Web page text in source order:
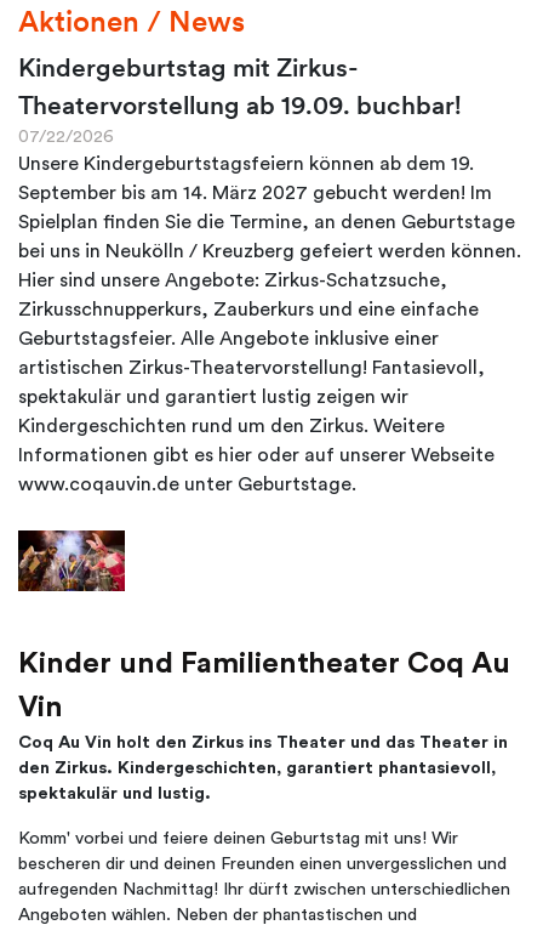
Aktionen / News
Kindergeburtstag mit Zirkus-
Theatervorstellung ab 19.09. buchbar!
07/22/2026
Unsere Kindergeburtstagsfeiern können ab dem 19.
September bis am 14. März 2027 gebucht werden! Im
Spielplan finden Sie die Termine, an denen Geburtstage
bei uns in Neukölln / Kreuzberg gefeiert werden können.
Hier sind unsere Angebote: Zirkus-Schatzsuche,
Zirkusschnupperkurs, Zauberkurs und eine einfache
Geburtstagsfeier. Alle Angebote inklusive einer
artistischen Zirkus-Theatervorstellung! Fantasievoll,
spektakulär und garantiert lustig zeigen wir
Kindergeschichten rund um den Zirkus. Weitere
Informationen gibt es hier oder auf unserer Webseite
www.coqauvin.de unter Geburtstage.
Kinder und Familientheater Coq Au
Vin
Coq Au Vin holt den Zirkus ins Theater und das Theater in
den Zirkus. Kindergeschichten, garantiert phantasievoll,
spektakulär und lustig.
Komm' vorbei und feiere deinen Geburtstag mit uns! Wir
bescheren dir und deinen Freunden einen unvergesslichen und
aufregenden Nachmittag! Ihr dürft zwischen unterschiedlichen
Angeboten wählen. Neben der phantastischen und